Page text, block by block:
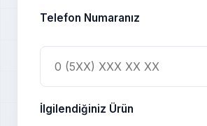
Telefon Numaranız
İlgilendiğiniz Ürün